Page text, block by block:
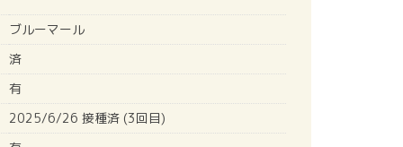
ブルーマール
済
有
2025/6/26 接種済 (3回目)